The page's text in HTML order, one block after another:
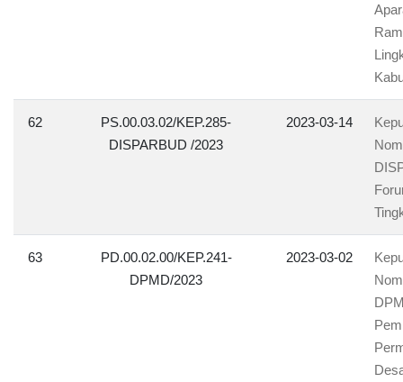
62
PS.00.03.02/KEP.285-
DISPARBUD /2023
2023-03-14
63
PD.00.02.00/KEP.241-
DPMD/2023
2023-03-02